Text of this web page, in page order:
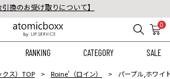
円以上のご注文で送料無料！
【重要】予約商品のお支払い方法（代金引換）変更に関するお知らせ
0
RANKING CATEGORY SALE
ス）TOP Roine'（ロイン） パープル,ホワイ